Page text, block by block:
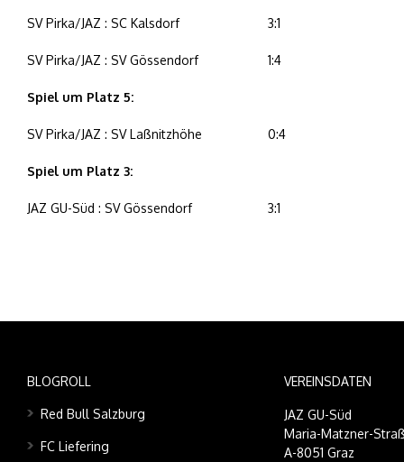
SV Pirka/JAZ : SC Kalsdorf 3:1
SV Pirka/JAZ : SV Gössendorf 1:4
Spiel um Platz 5:
SV Pirka/JAZ : SV Laßnitzhöhe 0:4
Spiel um Platz 3:
JAZ GU-Süd : SV Gössendorf 3:1
BLOGROLL
Red Bull Salzburg
FC Liefering
VEREINSDATEN
JAZ GU-Süd
Maria-Matzner-
A-8051 Graz